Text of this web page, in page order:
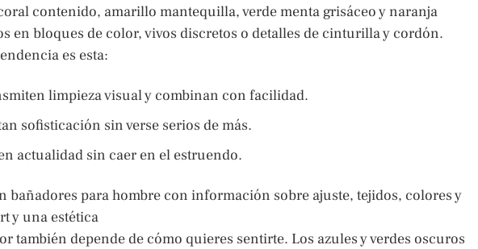
contenido, amarillo mantequilla, verde menta grisáceo y naranja
en bloques de color, vivos discretos o detalles de cinturilla y cordón.
es esta:
limpieza visual y combinan con facilidad.
sofisticación sin verse serios de más.
actualidad sin caer en el estruendo.
bañadores para hombre con información sobre ajuste, tejidos, colores y
y una estética
también depende de cómo quieres sentirte. Los azules y verdes oscuros